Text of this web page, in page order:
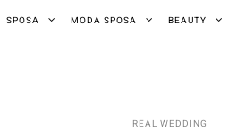
SPOSA MODA SPOSA BEAUTY
REAL WEDDING